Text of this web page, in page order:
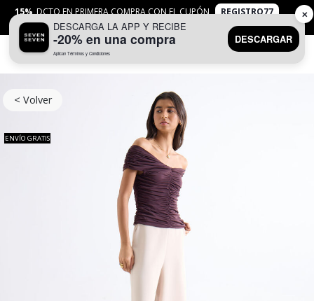
15% DCTO EN PRIMERA COMPRA CON EL CUPÓN
REGISTRO77
APLICANTYC
< Volver
ENVÍO GRATIS
DESCARGA LA APP Y RECIBE
-20% en una compra
Aplican Términos y Condiciones
DESCARGAR
✕